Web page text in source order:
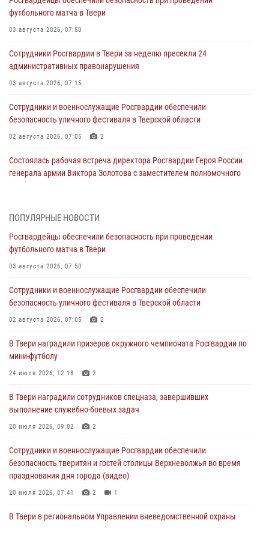
футбольного матча в Твери
03 августа 2026, 07:50
Сотрудники Росгвардии в Твери за неделю пресекли 24
административных правонарушения
03 августа 2026, 07:15
Сотрудники и военнослужащие Росгвардии обеспечили
безопасность уличного фестиваля в Тверской области
02 августа 2026, 07:05 2
Состоялась рабочая встреча директора Росгвардии Героя России
генерала армии Виктора Золотова с заместителем полномочного
31 июля 2026, 05:42 4
Росгвардейцы в Твери приняли участие в молебне, посвященном
Дню Крещения Руси
28 июля 2026, 11:30
Сотрудники вневедомственной охраны совершили 250 выездов и
пресекли 20 правонарушений за неделю в Тверской области
27 июля 2026, 08:29
В Твери наградили призеров окружного чемпионата Росгвардии по
мини-футболу
24 июля 2026, 12:18 2
Росгвардейцы оказали помощь водителю на дороге в городе Кашин
22 июля 2026, 08:35
ПОПУЛЯРНЫЕ НОВОСТИ
Росгвардейцы обеспечили безопасность при проведении
футбольного матча в Твери
03 августа 2026, 07:50
Сотрудники и военнослужащие Росгвардии обеспечили
безопасность уличного фестиваля в Тверской области
02 августа 2026, 07:05 2
В Твери наградили призеров окружного чемпионата Росгвардии по
мини-футболу
24 июля 2026, 12:18 2
В Твери наградили сотрудников спецназа, завершивших
выполнение служебно-боевых задач
20 июля 2026, 09:02 2
Сотрудники и военнослужащие Росгвардии обеспечили
безопасность тверитян и гостей столицы Верхневолжья во время
празднования дня города (видео)
20 июля 2026, 07:41 2 1
В Твери в региональном Управлении вневедомственной охраны